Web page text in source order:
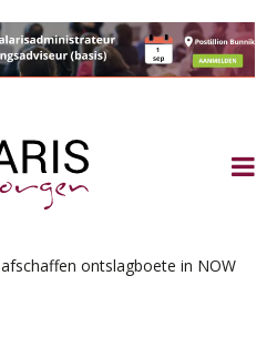
ontslagboete in NOW